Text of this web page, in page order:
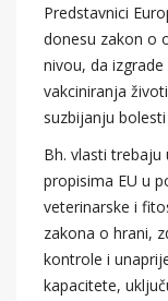
Predstavnici
donesu zakon o
nivou, da
vakciniranja
suzbijanju
Bh. vlasti
propisima EU u
veterinarske i
zakona o hrani,
kontrole i
kapacitete,